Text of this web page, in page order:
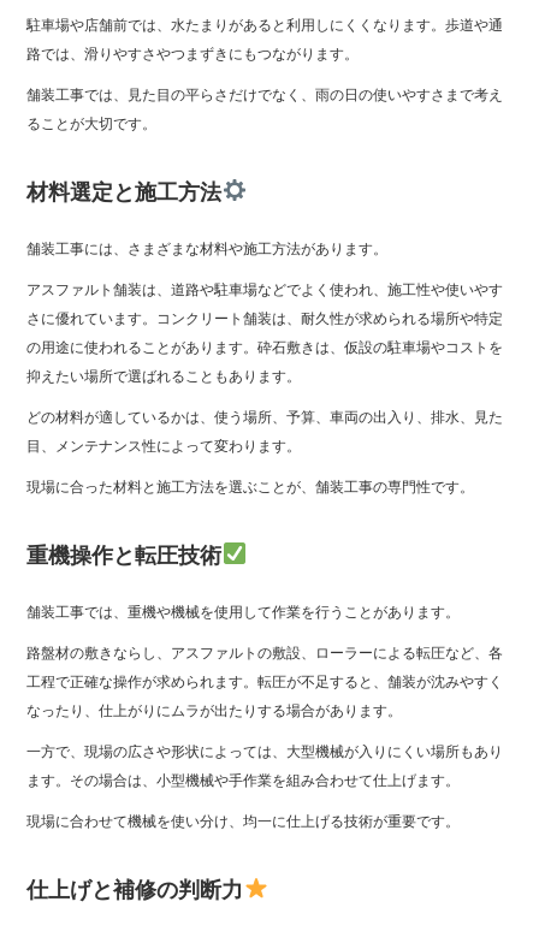
駐車場や店舗前では、水たまりがあると利用しにくくなります。歩道や通
路では、滑りやすさやつまずきにもつながります。
舗装工事では、見た目の平らさだけでなく、雨の日の使いやすさまで考え
ることが大切です。
材料選定と施工方法
舗装工事には、さまざまな材料や施工方法があります。
アスファルト舗装は、道路や駐車場などでよく使われ、施工性や使いやす
さに優れています。コンクリート舗装は、耐久性が求められる場所や特定
の用途に使われることがあります。砕石敷きは、仮設の駐車場やコストを
抑えたい場所で選ばれることもあります。
どの材料が適しているかは、使う場所、予算、車両の出入り、排水、見た
目、メンテナンス性によって変わります。
現場に合った材料と施工方法を選ぶことが、舗装工事の専門性です。
重機操作と転圧技術
舗装工事では、重機や機械を使用して作業を行うことがあります。
路盤材の敷きならし、アスファルトの敷設、ローラーによる転圧など、各
工程で正確な操作が求められます。転圧が不足すると、舗装が沈みやすく
なったり、仕上がりにムラが出たりする場合があります。
一方で、現場の広さや形状によっては、大型機械が入りにくい場所もあり
ます。その場合は、小型機械や手作業を組み合わせて仕上げます。
現場に合わせて機械を使い分け、均一に仕上げる技術が重要です。
仕上げと補修の判断力